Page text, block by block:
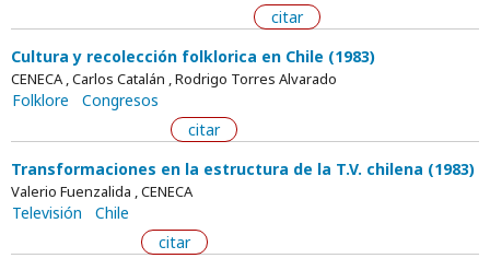
citar
Cultura y recolección folklorica en Chile (1983)
CENECA , Carlos Catalán , Rodrigo Torres Alvarado
Folklore
Congresos
citar
Transformaciones en la estructura de la T.V. chilena (1983)
Valerio Fuenzalida , CENECA
Televisión
Chile
citar